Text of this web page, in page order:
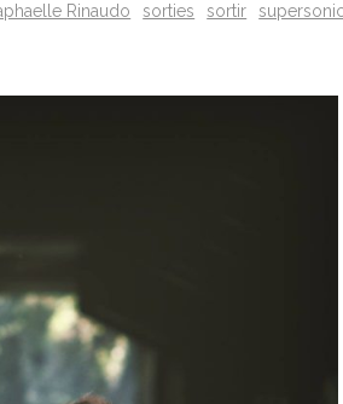
Rinaudo sorties sortir